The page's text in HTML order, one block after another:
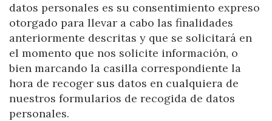
datos personales es su consentimiento expreso
otorgado para llevar a cabo las finalidades
anteriormente descritas y que se solicitará en
el momento que nos solicite información, o
bien marcando la casilla correspondiente la
hora de recoger sus datos en cualquiera de
nuestros formularios de recogida de datos
personales.